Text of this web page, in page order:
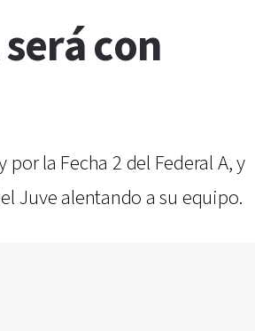
con
la Fecha 2 del Federal A, y
Juve alentando a su equipo.